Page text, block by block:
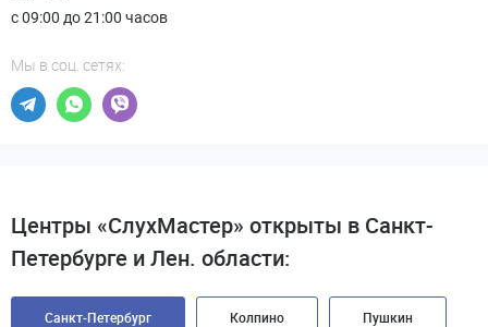
с 09:00 до 21:00 часов
Мы в соц. сетях:
Центры «СлухМастер» открыты в Санкт-
Петербурге и Лен. области:
Санкт-Петербург Колпино Пушкин